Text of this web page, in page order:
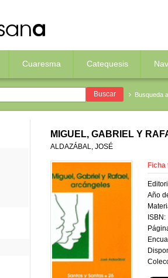
Cuaresma Catequesis
Busqueda
MIGUEL, GABRIEL Y
ALDAZÁBAL, JOSÉ
Año
ISBN: